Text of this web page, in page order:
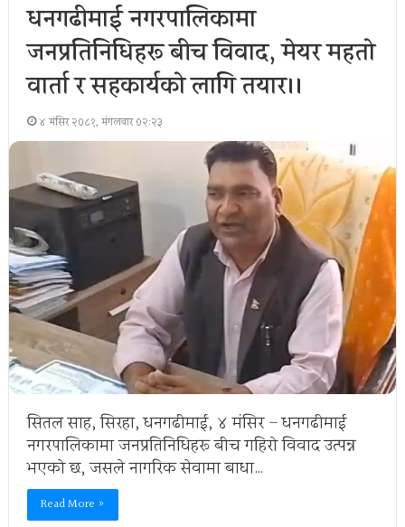
धनगढीमाई नगरपालिकामा
जनप्रतिनिधिहरू बीच विवाद, मेयर महतो
वार्ता र सहकार्यको लागि तयार।।
४ मंसिर २०८१, मंगलवार ०२:२३
सितल साह, सिरहा, धनगढीमाई, ४ मंसिर – धनगढीमाई
नगरपालिकामा जनप्रतिनिधिहरू बीच गहिरो विवाद उत्पन्न
भएको छ, जसले नागरिक सेवामा बाधा…
Read More »